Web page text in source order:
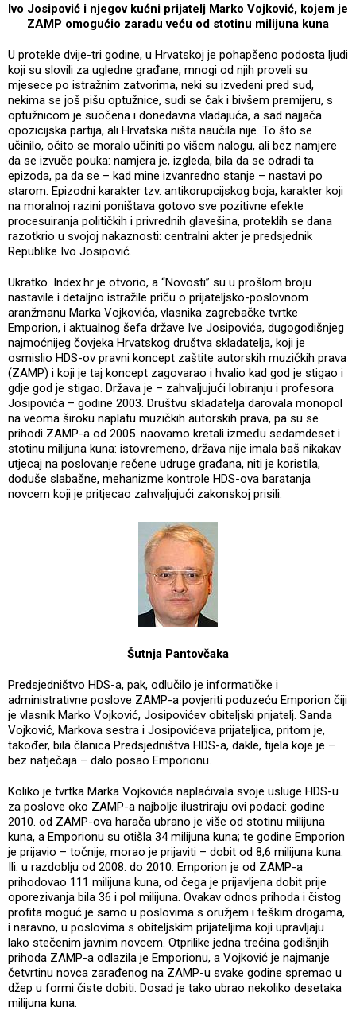
Ivo Josipović i njegov kućni prijatelj Marko Vojković, kojem je
ZAMP omogućio zaradu veću od stotinu milijuna kuna
U protekle dvije-tri godine, u Hrvatskoj je pohapšeno podosta ljudi
koji su slovili za ugledne građane, mnogi od njih proveli su
mjesece po istražnim zatvorima, neki su izvedeni pred sud,
nekima se još pišu optužnice, sudi se čak i bivšem premijeru, s
optužnicom je suočena i donedavna vladajuća, a sad najjača
opozicijska partija, ali Hrvatska ništa naučila nije. To što se
učinilo, očito se moralo učiniti po višem nalogu, ali bez namjere
da se izvuče pouka: namjera je, izgleda, bila da se odradi ta
epizoda, pa da se – kad mine izvanredno stanje – nastavi po
starom. Epizodni karakter tzv. antikorupcijskog boja, karakter koji
na moralnoj razini poništava gotovo sve pozitivne efekte
procesuiranja političkih i privrednih glavešina, proteklih se dana
razotkrio u svojoj nakaznosti: centralni akter je predsjednik
Republike Ivo Josipović.
Ukratko. Index.hr je otvorio, a “Novosti” su u prošlom broju
nastavile i detaljno istražile priču o prijateljsko-poslovnom
aranžmanu Marka Vojkovića, vlasnika zagrebačke tvrtke
Emporion, i aktualnog šefa države Ive Josipovića, dugogodišnjeg
najmoćnijeg čovjeka Hrvatskog društva skladatelja, koji je
osmislio HDS-ov pravni koncept zaštite autorskih muzičkih prava
(ZAMP) i koji je taj koncept zagovarao i hvalio kad god je stigao i
gdje god je stigao. Država je – zahvaljujući lobiranju i profesora
Josipovića – godine 2003. Društvu skladatelja darovala monopol
na veoma široku naplatu muzičkih autorskih prava, pa su se
prihodi ZAMP-a od 2005. naovamo kretali između sedamdeset i
stotinu milijuna kuna: istovremeno, država nije imala baš nikakav
utjecaj na poslovanje rečene udruge građana, niti je koristila,
doduše slabašne, mehanizme kontrole HDS-ova baratanja
novcem koji je pritjecao zahvaljujući zakonskoj prisili.
Šutnja Pantovčaka
Predsjedništvo HDS-a, pak, odlučilo je informatičke i
administrativne poslove ZAMP-a povjeriti poduzeću Emporion čiji
je vlasnik Marko Vojković, Josipovićev obiteljski prijatelj. Sanda
Vojković, Markova sestra i Josipovićeva prijateljica, pritom je,
također, bila članica Predsjedništva HDS-a, dakle, tijela koje je –
bez natječaja – dalo posao Emporionu.
Koliko je tvrtka Marka Vojkovića naplaćivala svoje usluge HDS-u
za poslove oko ZAMP-a najbolje ilustriraju ovi podaci: godine
2010. od ZAMP-ova harača ubrano je više od stotinu milijuna
kuna, a Emporionu su otišla 34 milijuna kuna; te godine Emporion
je prijavio – točnije, morao je prijaviti – dobit od 8,6 milijuna kuna.
Ili: u razdoblju od 2008. do 2010. Emporion je od ZAMP-a
prihodovao 111 milijuna kuna, od čega je prijavljena dobit prije
oporezivanja bila 36 i pol milijuna. Ovakav odnos prihoda i čistog
profita moguć je samo u poslovima s oružjem i teškim drogama,
i naravno, u poslovima s obiteljskim prijateljima koji upravljaju
lako stečenim javnim novcem. Otprilike jedna trećina godišnjih
prihoda ZAMP-a odlazila je Emporionu, a Vojković je najmanje
četvrtinu novca zarađenog na ZAMP-u svake godine spremao u
džep u formi čiste dobiti. Dosad je tako ubrao nekoliko desetaka
milijuna kuna.